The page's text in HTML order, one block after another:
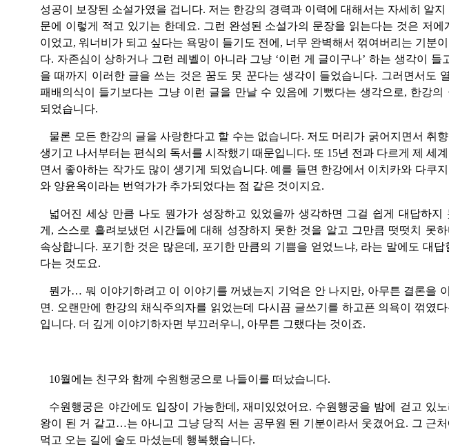
성공이 보장된 소설가였을 겁니다. 저는 한강의 경력과 이력에 대해서는 자세히 알지
문에 이렇게 적고 있기는 한데요. 그런 완성된 소설가의 문장을 읽는다는 것은 저에
이었고, 워너비가 되고 싶다는 욕망이 들기도 전에, 너무 완벽해서 꺾여버리는 기분이
다. 자존심이 상하거나 그런 레벨이 아니라 그냥 ‘이런 게 글이구나’ 하는 생각이 들
을 때까지 이러한 글을 쓰는 것은 꿈도 못 꾼다는 생각이 들었습니다. 그러면서도
패배의식이 들기보다는 그냥 이런 글을 만날 수 있음에 기뻤다는 생각으로, 한강의
되었습니다.
물론 모든 한강의 글을 사랑한다고 할 수는 없습니다. 저도 머리가 굵어지면서 취향
생기고 나서부터는 편식의 독서를 시작했기 때문입니다. 또 15년 전과 다르게 제 세계
면서 좋아하는 작가도 많이 생기게 되었습니다. 예를 들면 한강에서 이치카와 다쿠
와 양윤옥이라는 번역가가 추가되었다는 점 같은 것이지요.
넓어진 세상 만큼 나도 뭔가가 성장하고 있었을까 생각하면 그걸 쉽게 대답하지
게, 스스로 흘려보냈던 시간들에 대해 성장하지 못한 것을 알고 그만큼 떳떳치 못하
속상합니다. 포기한 것은 많은데, 포기한 만큼의 기쁨을 얻었느냐, 라는 말에도 대답
다는 것도요.
뭔가… 뭐 이야기하려고 이 이야기를 꺼냈는지 기억은 안 나지만, 아무튼 결론을
면. 오랜만에 한강의 채식주의자를 읽었는데 다시끔 글쓰기를 하고픈 의욕이 꺾였다
입니다. 더 깊게 이야기하자면 부끄러우니, 아무튼 그랬다는 것이죠.
10월에는 친구와 함께 수원행궁으로 나들이를 떠났습니다.
수원행궁은 야간에도 입장이 가능한데, 재미있었어요. 수원행궁을 밤에 걷고 있
왕이 된 거 같고…는 아니고 그냥 당직 서는 공무원 된 기분이라서 웃겼어요. 그 근
먹고 오는 길에 술도 마셨는데 행복했습니다.